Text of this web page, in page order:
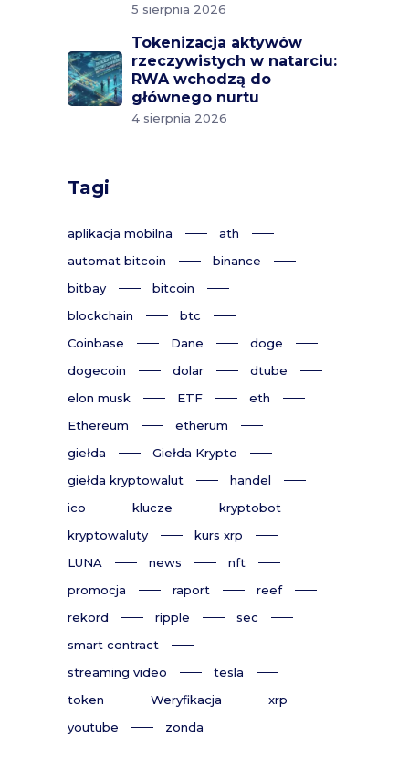
5 sierpnia 2026
Tokenizacja aktywów
rzeczywistych w natarciu:
RWA wchodzą do
głównego nurtu
4 sierpnia 2026
Tagi
aplikacja mobilna
ath
automat bitcoin
binance
bitbay
bitcoin
blockchain
btc
Coinbase
Dane
doge
dogecoin
dolar
dtube
elon musk
ETF
eth
Ethereum
etherum
giełda
Giełda Krypto
giełda kryptowalut
handel
ico
klucze
kryptobot
kryptowaluty
kurs xrp
LUNA
news
nft
promocja
raport
reef
rekord
ripple
sec
smart contract
streaming video
tesla
token
Weryfikacja
xrp
youtube
zonda